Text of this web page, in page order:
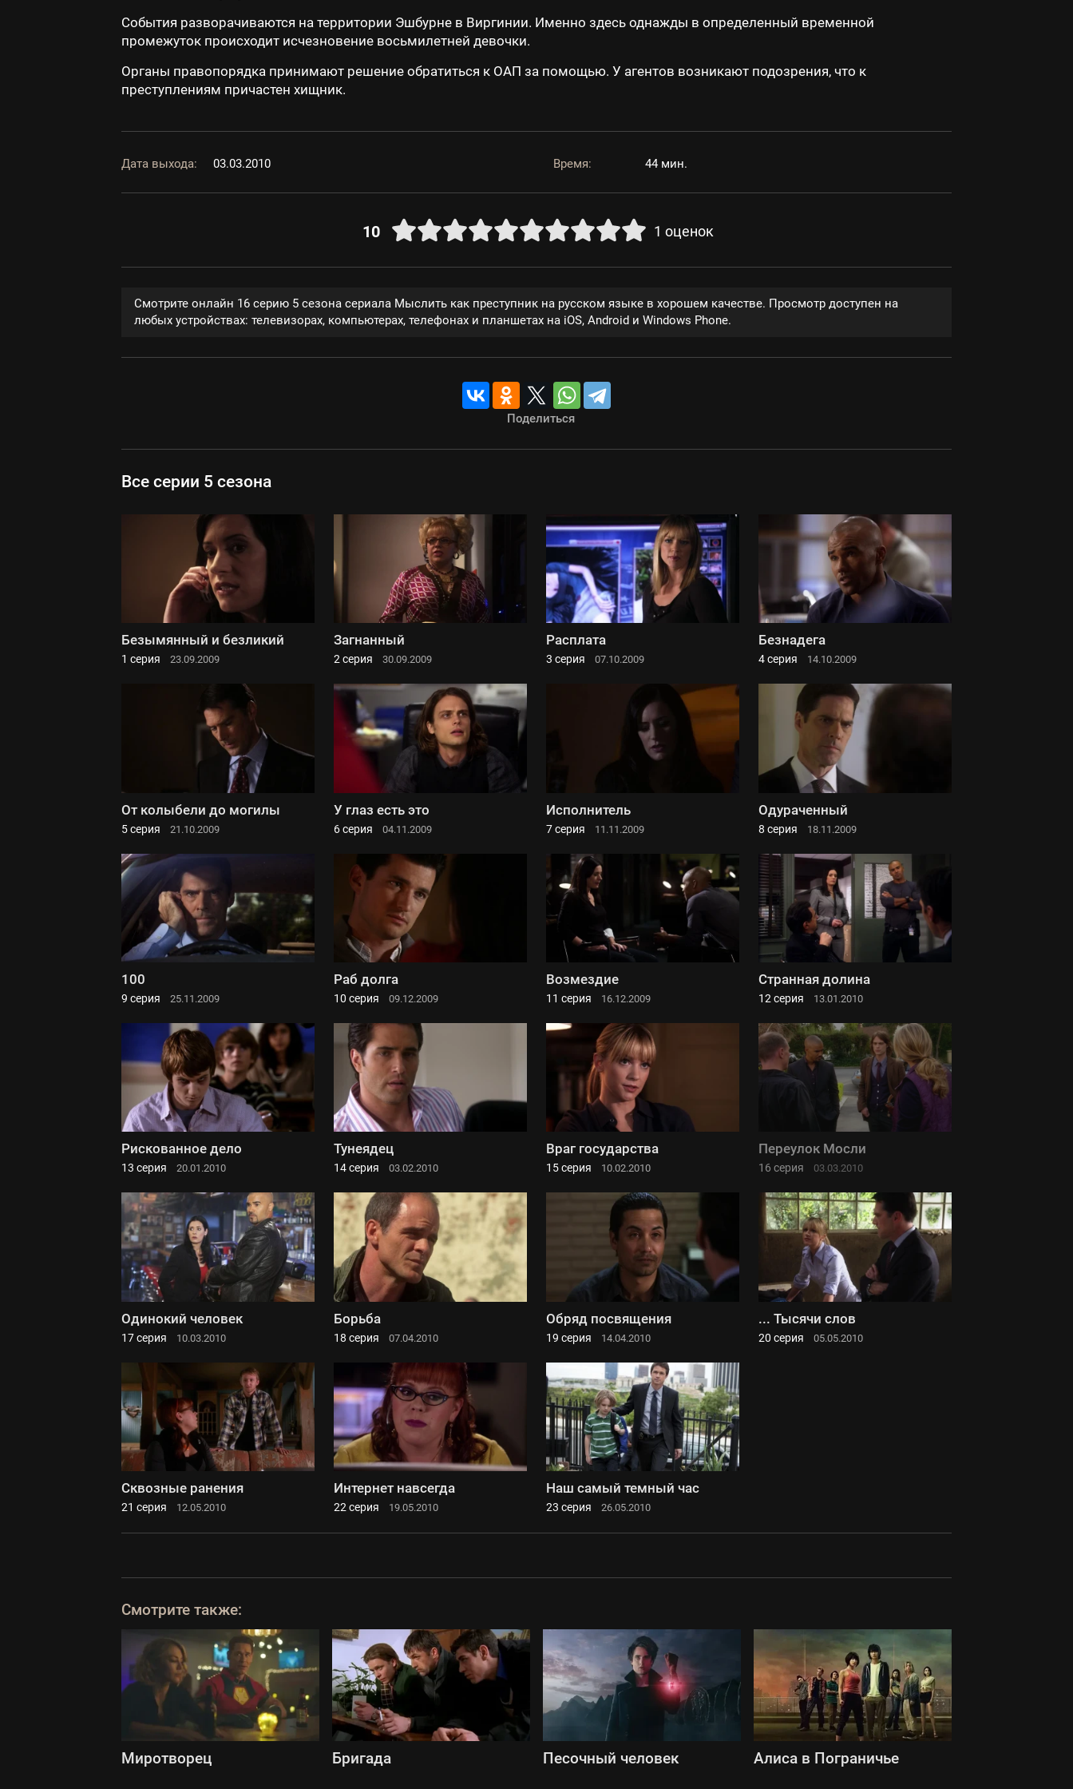
События разворачиваются на территории Эшбурне в Виргинии. Именно здесь однажды в определенный временной
промежуток происходит исчезновение восьмилетней девочки.
Органы правопорядка принимают решение обратиться к ОАП за помощью. У агентов возникают подозрения, что к
преступлениям причастен хищник.
Дата выхода: 03.03.2010 Время: 44 мин.
10 1 оценок
Смотрите онлайн 16 серию 5 сезона сериала Мыслить как преступник на русском языке в хорошем качестве. Просмотр доступен на
любых устройствах: телевизорах, компьютерах, телефонах и планшетах на iOS, Android и Windows Phone.
Поделиться
Все серии 5 сезона
Безымянный и безликий
1 серия 23.09.2009
Загнанный
2 серия 30.09.2009
Расплата
3 серия 07.10.2009
Безнадега
4 серия 14.10.2009
От колыбели до могилы
5 серия 21.10.2009
У глаз есть это
6 серия 04.11.2009
Исполнитель
7 серия 11.11.2009
Одураченный
8 серия 18.11.2009
100
9 серия 25.11.2009
Раб долга
10 серия 09.12.2009
Возмездие
11 серия 16.12.2009
Странная долина
12 серия 13.01.2010
Рискованное дело
13 серия 20.01.2010
Тунеядец
14 серия 03.02.2010
Враг государства
15 серия 10.02.2010
Переулок Мосли
16 серия 03.03.2010
Одинокий человек
17 серия 10.03.2010
Борьба
18 серия 07.04.2010
Обряд посвящения
19 серия 14.04.2010
... Тысячи слов
20 серия 05.05.2010
Сквозные ранения
21 серия 12.05.2010
Интернет навсегда
22 серия 19.05.2010
Наш самый темный час
23 серия 26.05.2010
Смотрите также:
Миротворец Бригада Песочный человек Алиса в Пограничье